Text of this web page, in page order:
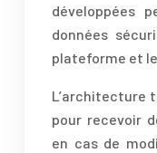
développées
données
plateforme et
L’architecture
pour recevoir
en cas de